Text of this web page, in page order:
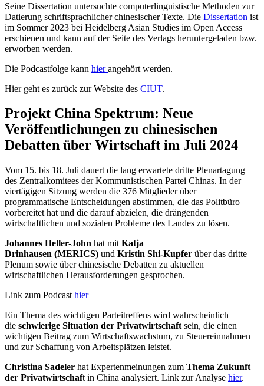
Seine Dissertation untersuchte computerlinguistische Methoden zur
Datierung schriftsprachlicher chinesischer Texte. Die Dissertation ist
im Sommer 2023 bei Heidelberg Asian Studies im Open Access
erschienen und kann auf der Seite des Verlags heruntergeladen bzw.
erworben werden.
Die Podcastfolge kann hierangehört werden.
Hier geht es zurück zur Website des CIUT.
Projekt China Spektrum: Neue
Veröffentlichungen zu chinesischen
Debatten über Wirtschaft im Juli 2024
Vom 15. bis 18. Juli dauert die lang erwartete dritte Plenartagung
des Zentralkomitees der Kommunistischen Partei Chinas. In der
viertägigen Sitzung werden die 376 Mitglieder über
programmatische Entscheidungen abstimmen, die das Politbüro
vorbereitet hat und die darauf abzielen, die drängenden
wirtschaftlichen und sozialen Probleme des Landes zu lösen.
Johannes Heller-John hat mit Katja
Drinhausen (MERICS) und Kristin Shi-Kupfer über das dritte
Plenum sowie über chinesische Debatten zu aktuellen
wirtschaftlichen Herausforderungen gesprochen.
Link zum Podcast hier
Ein Thema des wichtigen Parteitreffens wird wahrscheinlich
die schwierige Situation der Privatwirtschaft sein, die einen
wichtigen Beitrag zum Wirtschaftswachstum, zu Steuereinnahmen
und zur Schaffung von Arbeitsplätzen leistet.
Christina Sadeler hat Expertenmeinungen zum Thema Zukunft
der Privatwirtschaft in China analysiert. Link zur Analyse hier.